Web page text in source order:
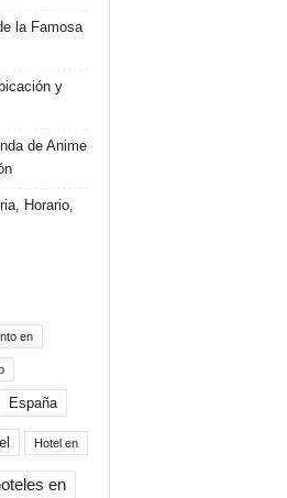
la Famosa
y
de Anime
Horario,
en
España
Hotel en
en